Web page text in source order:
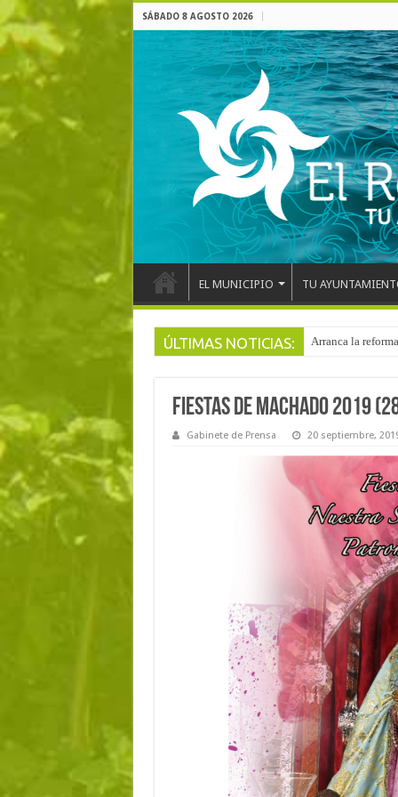
SÁBADO 8 AGOSTO 2026
EL MUNICIPIO TU
ÚLTIMAS NOTICIAS: Arranca la
Fiestas de Machado 2019
Gabinete de Prensa 20 septiembre,